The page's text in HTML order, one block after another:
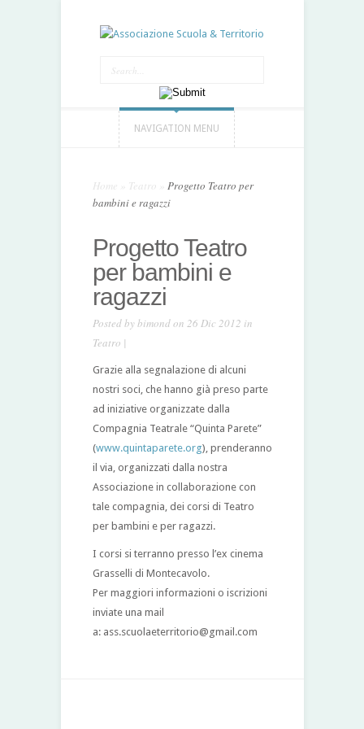
NAVIGATION MENU
Home Teatro
Progetto Teatro per
bambini e ragazzi
Progetto Teatro
per bambini e
ragazzi
Posted bybimondon 26 Dic 2012 in
Teatro |
Grazie alla segnalazione di alcuni
nostri soci, che hanno già preso parte
ad iniziative organizzate dalla
Compagnia Teatrale “Quinta Parete”
(www.quintaparete.org), prenderanno
il via, organizzati dalla nostra
Associazione in collaborazione con
tale compagnia, dei corsi di Teatro
per bambini e per ragazzi.
I corsi si terranno presso l’ex cinema
Grasselli di Montecavolo.
Per maggiori informazioni o iscrizioni
inviate una mail
a: ass.scuolaeterritorio@gmail.com